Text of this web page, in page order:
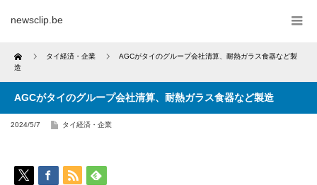
newsclip.be
Home タイ経済・企業
AGCがタイのグループ会社清算、耐熱ガラス食器など製
造
AGCがタイのグループ会社清算、耐熱ガラス食器など製造
2024/5/7 タイ経済・企業